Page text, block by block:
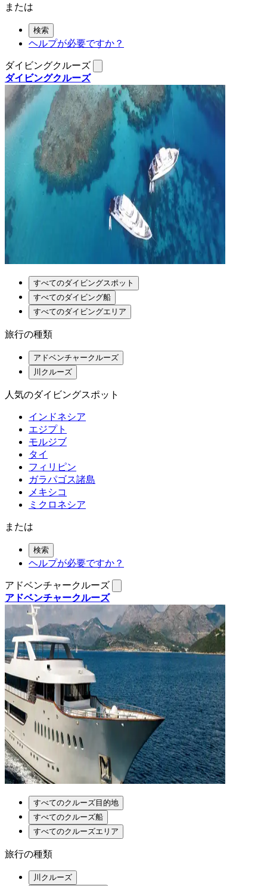
または
検索
ヘルプが必要ですか？
ダイビングクルーズ
ダイビングクルーズ
すべてのダイビングスポット
すべてのダイビング船
すべてのダイビングエリア
旅行の種類
アドベンチャークルーズ
川クルーズ
人気のダイビングスポット
インドネシア
エジプト
モルジブ
タイ
フィリピン
ガラパゴス諸島
メキシコ
ミクロネシア
または
検索
ヘルプが必要ですか？
アドベンチャークルーズ
アドベンチャークルーズ
すべてのクルーズ目的地
すべてのクルーズ船
すべてのクルーズエリア
旅行の種類
川クルーズ